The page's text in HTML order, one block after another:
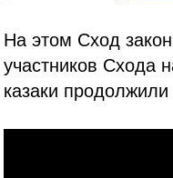
На этом Сход
участников Схода
казаки